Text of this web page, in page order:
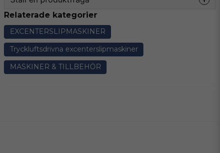
Splashar
Fråga oss något om denna produkten...
name
Namn
Relaterade kategorier
EXCENTERSLIPMASKINER
Tryckluftsdrivna excenterslipmaskiner
MASKINER & TILLBEHÖR